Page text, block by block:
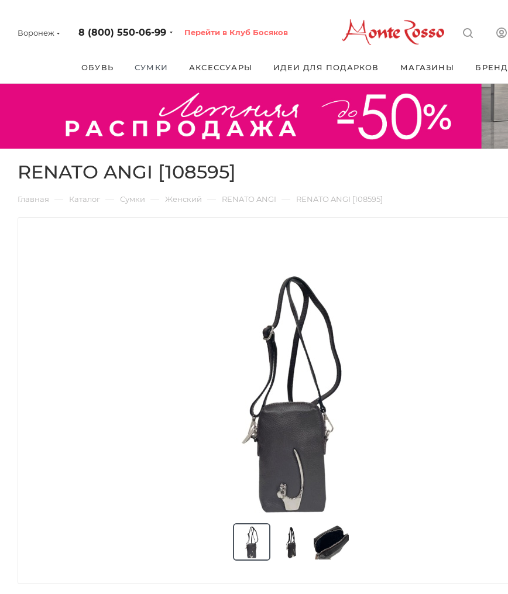
Воронеж 8 (800) 550-06-99 Перейти в Клуб Босяков
ОБУВЬ СУМКИ АКСЕССУАРЫ ИДЕИ ДЛЯ ПОДАРКОВ МАГАЗИНЫ
RENATO ANGI [108595]
Главная — Каталог — Сумки — Женский — RENATO ANGI — RENATO ANGI [108595]